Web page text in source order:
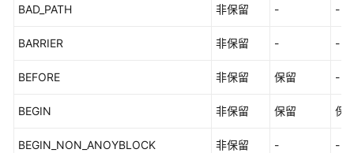
BAD_PATH 非保留 - -
BARRIER 非保留 - -
BEFORE 非保留 保留 -
BEGIN 非保留 保留 保
BEGIN_NON_ANOYBLOCK 非保留 - -